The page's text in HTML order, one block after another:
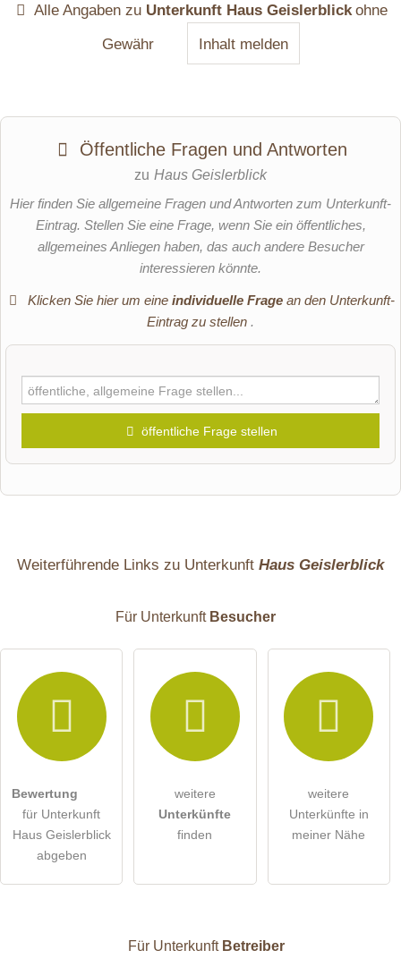
Alle Angaben zu Unterkunft Haus Geislerblick ohne
Gewähr
Inhalt melden
Öffentliche Fragen und Antworten
zu Haus Geislerblick
Hier finden Sie allgemeine Fragen und Antworten zum Unterkunft-
Eintrag. Stellen Sie eine Frage, wenn Sie ein öffentliches,
allgemeines Anliegen haben, das auch andere Besucher
interessieren könnte.
Klicken Sie hier um eine individuelle Fragean den Unterkunft-
Eintrag zu stellen .
öffentliche Frage stellen
E-Mail-Adresse (wird nicht veröffentlicht)
Hiermit akzeptiere ich dieAGB
DieDatenschutzerklärung habe ich zur Kenntnis genommen.
Besucher sichtbar.
Weiterführende Links zu Unterkunft Haus Geislerblick
Für Unterkunft Besucher
Bewertung
für Unterkunft
Haus Geislerblick
abgeben
weitere
Unterkünfte
finden
weitere
Unterkünfte in
meiner Nähe
Für Unterkunft Betreiber